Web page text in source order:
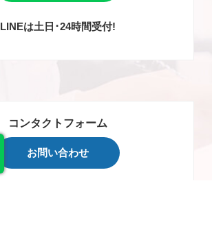
LINEは土日･24時間受付!
コンタクトフォーム
お問い合わせ